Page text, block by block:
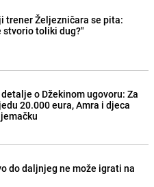
trener Željezničara se pita:
stvorio toliki dug?"
o Džekinom ugovoru: Za
20.000 eura, Amra i djeca
do daljnjeg ne može igrati na